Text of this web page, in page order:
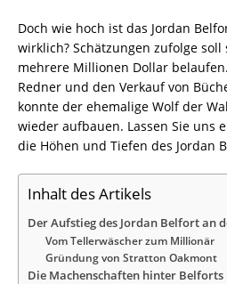
Doch wie hoch ist das Jordan
wirklich? Schätzungen zufolge
mehrere Millionen Dollar
Redner und den Verkauf von
konnte der ehemalige Wolf der
wieder aufbauen. Lassen Sie uns
die Höhen und Tiefen des Jordan
Inhalt des Artikels
Der Aufstieg des Jordan Belfort an
Vom Tellerwäscher zum Millionär
Gründung von Stratton Oakmont
Die Machenschaften hinter Belforts